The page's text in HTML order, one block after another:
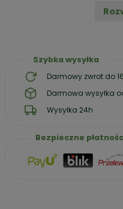
zbogacenie
Szybka wysyłka
Darmowy zwrot do
Darmowa wysyłka
Wysyłka 24h
Bezpieczne